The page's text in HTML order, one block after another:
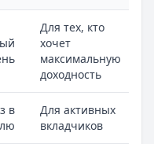
Для тех, кто
хочет
максимальную
доходность
в
Для активных
вкладчиков